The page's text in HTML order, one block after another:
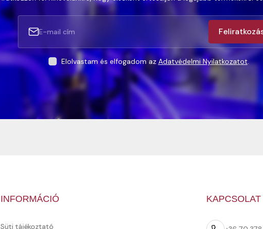
Elolvastam és elfogadom azAdatvédelmi Nyilatkozatot.
INFORMÁCIÓ
Süti tájékoztató
KAPCSOLAT